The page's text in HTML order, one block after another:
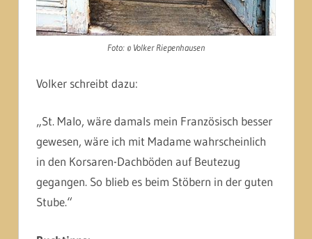
Foto: © Volker Riepenhausen
Volker schreibt dazu:
„St. Malo, wäre damals mein Französisch besser
gewesen, wäre ich mit Madame wahrscheinlich
in den Korsaren-Dachböden auf Beutezug
gegangen. So blieb es beim Stöbern in der guten
Stube.“